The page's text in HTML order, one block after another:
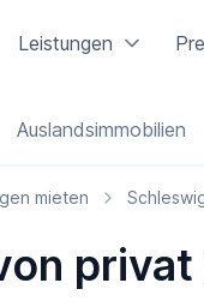
Leistungen
Auslandsimmobilien
mieten